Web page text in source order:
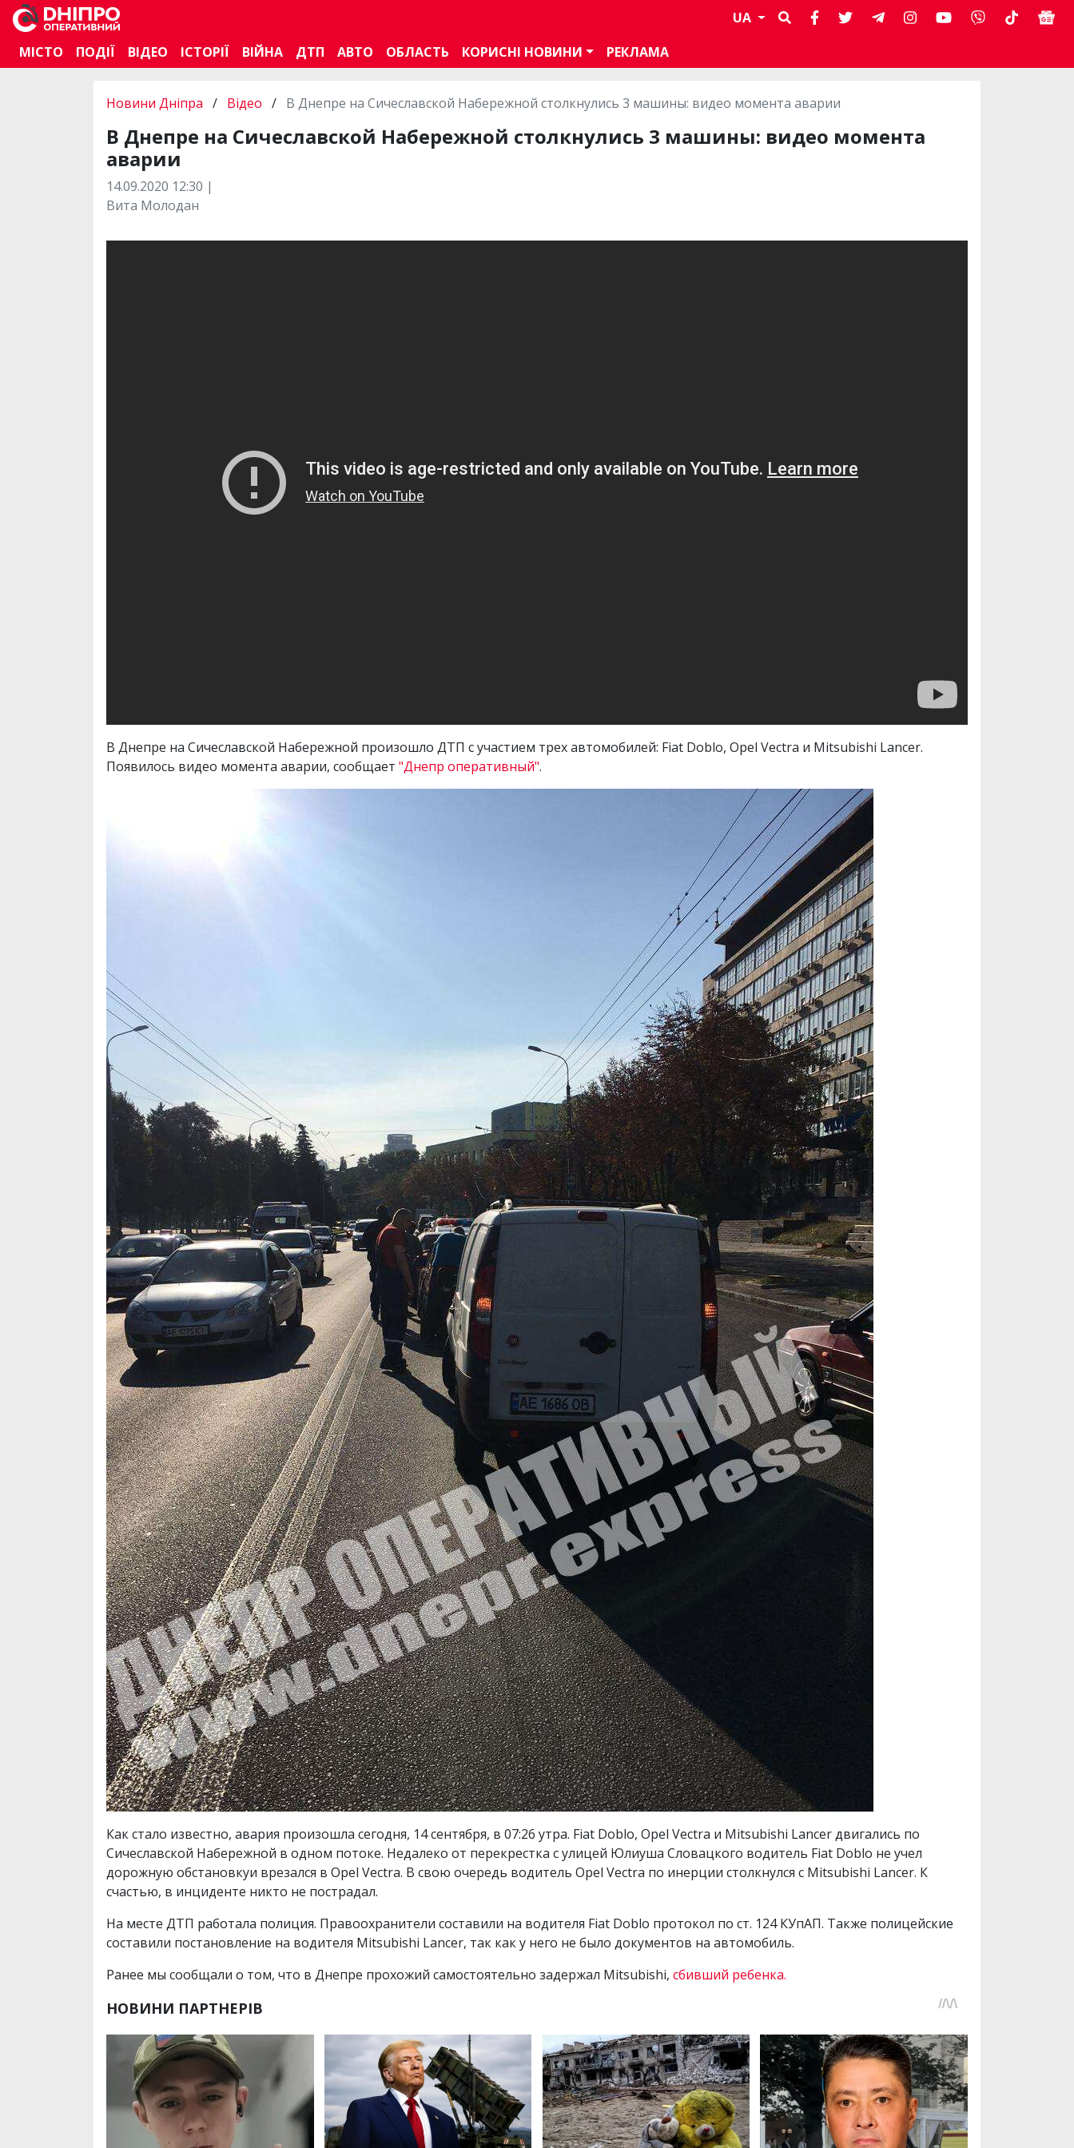
UA
МІСТО
ПОДІЇ ВІДЕО ІСТОРІЇ ВІЙНА ДТП АВТО ОБЛАСТЬ КОРИСНІ НОВИНИ РЕКЛАМА
Новини Дніпра / Відео / В Днепре на Сичеславской Набережной столкнулись 3 машины: видео момента аварии
В Днепре на Сичеславской Набережной столкнулись 3 машины: видео момента
аварии
14.09.2020 12:30 |
Вита Молодан
В Днепре на Сичеславской Набережной произошло ДТП с участием трех автомобилей: Fiat Doblo, Opel Vectra и Mitsubishi Lancer.
Появилось видео момента аварии, сообщает "Днепр оперативный".
Как стало известно, авария произошла сегодня, 14 сентября, в 07:26 утра. Fiat Doblo, Opel Vectra и Mitsubishi Lancer двигались по
Сичеславской Набережной в одном потоке. Недалеко от перекрестка с улицей Юлиуша Словацкого водитель Fiat Doblo не учел
дорожную обстановкуи врезался в Opel Vectra. В свою очередь водитель Opel Vectra по инерции столкнулся с Mitsubishi Lancer. К
счастью, в инциденте никто не пострадал.
На месте ДТП работала полиция. Правоохранители составили на водителя Fiat Doblo протокол по ст. 124 КУпАП. Также полицейские
составили постановление на водителя Mitsubishi Lancer, так как у него не было документов на автомобиль.
Ранее мы сообщали о том, что в Днепре прохожий самостоятельно задержал Mitsubishi, сбивший ребенка.